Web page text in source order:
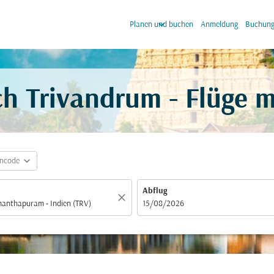
Planen und buchen
keyboard_arrow_down Anmeldung
Trivandrum - Flüge
expand_more
close
Abflug
fc-booking-departure-date-aria-label
15/08/2026